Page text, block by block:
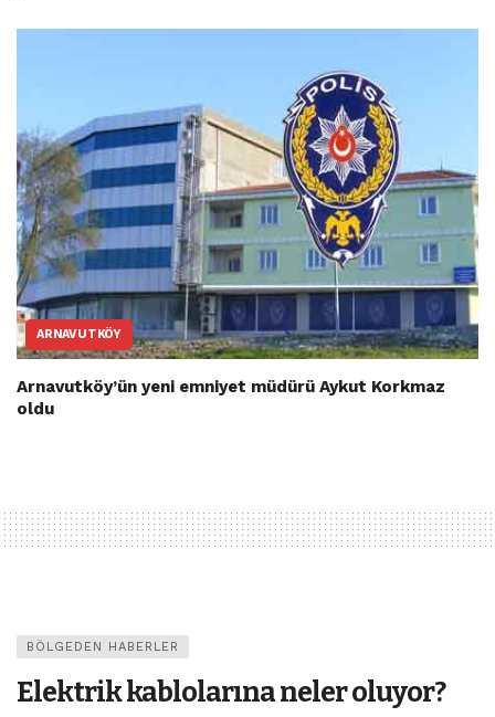
ARNAVUTKÖY
Arnavutköy’ün yeni emniyet müdürü Aykut Korkmaz
oldu
BÖLGEDEN HABERLER
Elektrik kablolarına neler oluyor?